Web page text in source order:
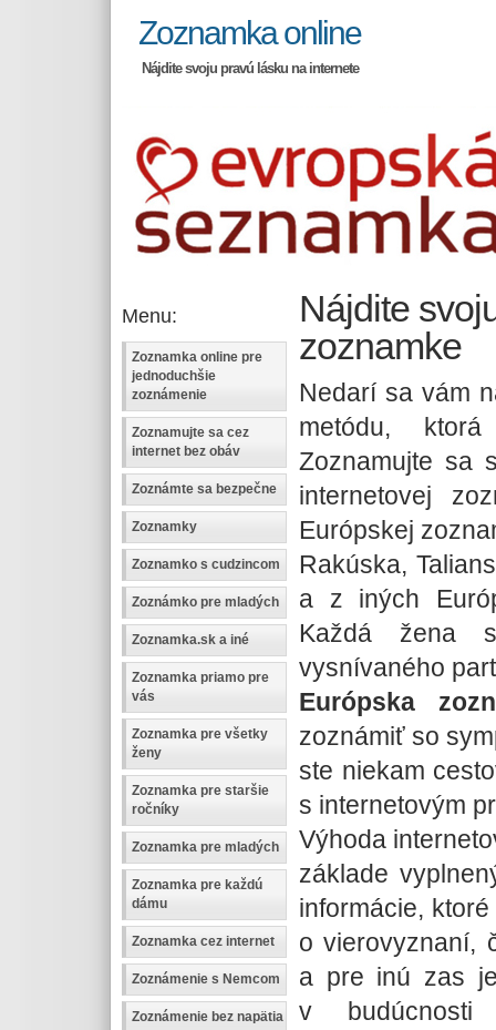
Zoznamka online
Nájdite svoju pravú lásku na internete
Menu:
Zoznamka online pre
jednoduchšie
zoznámenie
Zoznamujte sa cez
internet bez obáv
Zoznámte sa bezpečne
Zoznamky
Zoznamko s cudzincom
Zoznámko pre mladých
Zoznamka.sk a iné
Zoznamka priamo pre
vás
Zoznamka pre všetky
ženy
Zoznamka pre staršie
ročníky
Zoznamka pre mladých
Zoznamka pre každú
dámu
Zoznamka cez internet
Zoznámenie s Nemcom
Zoznámenie bez napätia
Nájdite
zoznamke
Nedarí sa vám
metódu,
Zoznamujte sa
internetovej
Európskej
Rakúska,
a z iných
Každá žena
vysnívaného
Európska
zoznámiť so
ste niekam
s internetovým
Výhoda
základe
informácie,
o vierovyznaní,
a pre inú zas
v